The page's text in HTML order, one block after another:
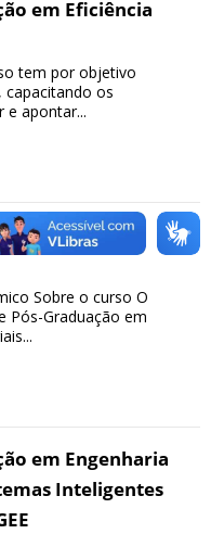
em Eficiência
tem por objetivo
os
e apontar...
e de
Sobre o curso O
Pós-Graduação em
em Engenharia
Inteligentes